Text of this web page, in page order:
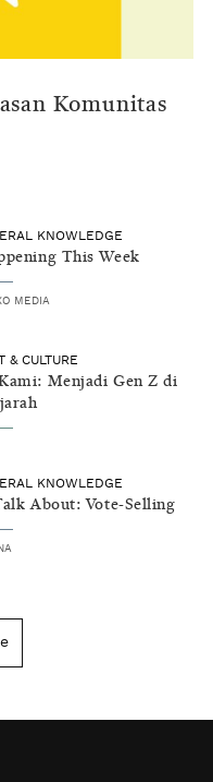
Komunitas
KNOWLEDGE
This Week
MEDIA
& CULTURE
Menjadi Gen Z di
KNOWLEDGE
About: Vote-Selling